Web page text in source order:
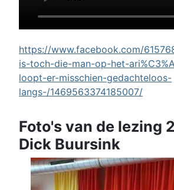
https://www.facebook.com/
is-toch-die-man-op-het-
loopt-er-misschien-gedachteloos-
langs-/1469563374185007/
Foto's van de lezing
Dick Buursink